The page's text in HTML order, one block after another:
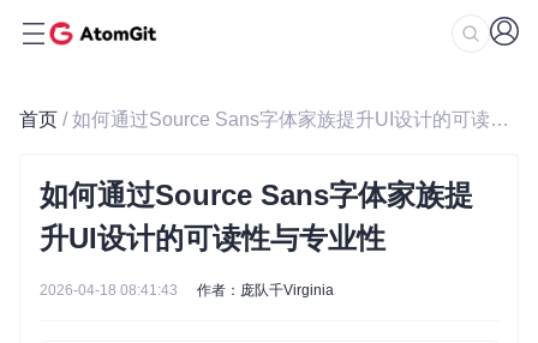
首页 / 如何通过Source Sans字体家族提升UI设计的可读性与专业性
如何通过Source Sans字体家族提
升UI设计的可读性与专业性
2026-04-18 08:41:43 作者：庞队千Virginia